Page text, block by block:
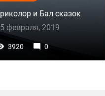
и Бал сказок
февраля, 2019
3920 0